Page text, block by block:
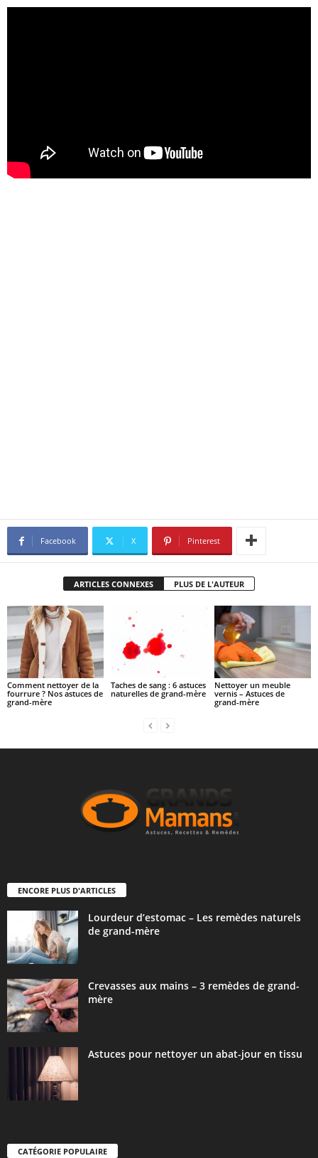
Facebook X Pinterest
ARTICLES CONNEXES PLUS DE L'AUTEUR
Comment nettoyer de la
fourrure ? Nos astuces de
grand-mère
Taches de sang : 6 astuces
naturelles de grand-mère
Nettoyer un meuble
vernis – Astuces de
grand-mère
ENCORE PLUS D'ARTICLES
Lourdeur d’estomac – Les remèdes naturels
de grand-mère
Crevasses aux mains – 3 remèdes de grand-
mère
Astuces pour nettoyer un abat-jour en tissu
CATÉGORIE POPULAIRE